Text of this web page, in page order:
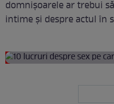
domnişoarele ar trebui
intime şi despre actul în